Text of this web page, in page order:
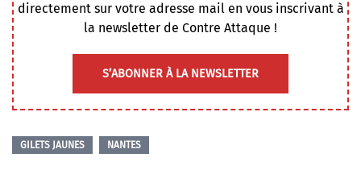
directement sur votre adresse mail en vous inscrivant à
la newsletter de Contre Attaque !
S’ABONNER À LA NEWSLETTER
GILETS JAUNES NANTES